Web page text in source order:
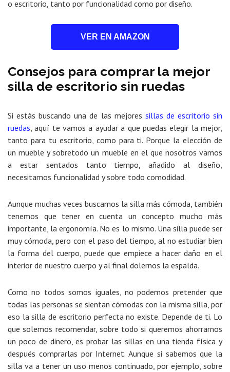
o escritorio, tanto por funcionalidad como por diseño.
VER EN AMAZON
Consejos para comprar la mejor
silla de escritorio sin ruedas
Si estás buscando una de las mejores sillas de escritorio sin
ruedas , aquí te vamos a ayudar a que puedas elegir la mejor,
tanto para tu escritorio, como para ti. Porque la elección de
un mueble y sobretodo un mueble en el que nosotros vamos
a estar sentados tanto tiempo, añadido al diseño,
necesitamos funcionalidad y sobre todo comodidad.
Aunque muchas veces buscamos la silla más cómoda, también
tenemos que tener en cuenta un concepto mucho más
importante, la ergonomía. No es lo mismo. Una silla puede ser
muy cómoda, pero con el paso del tiempo, al no estudiar bien
la forma del cuerpo, puede que empiece a hacer daño en el
interior de nuestro cuerpo y al final dolernos la espalda.
Como no todos somos iguales, no podemos pretender que
todas las personas se sientan cómodas con la misma silla, por
eso la silla de escritorio perfecta no existe. Depende de ti. Lo
que solemos recomendar, sobre todo si queremos ahorrarnos
un poco de dinero, es probar las sillas en una tienda física y
después comprarlas por Internet. Aunque si sabemos que la
silla va a tener un uso menos continuado, por ejemplo, sobre